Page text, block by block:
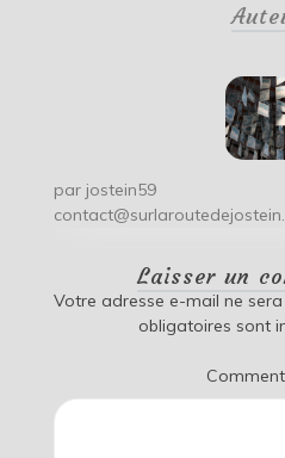
par jostein59
Laisser un
Votre adresse e-mail ne
obligatoires sont